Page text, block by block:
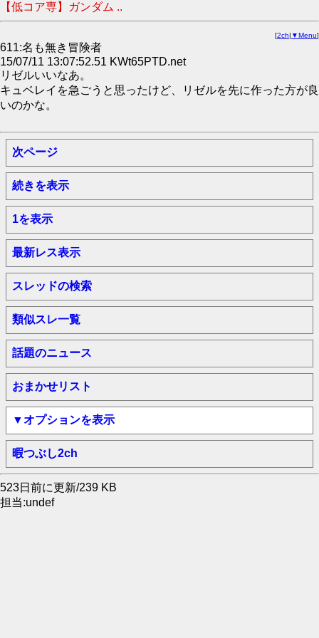
【低コア専】ガンダム ..
[2ch| ▼Menu]
611:名も無き冒険者
15/07/11 13:07:52.51 KWt65PTD.net
リゼルいいなあ。
キュベレイを急ごうと思ったけど、リゼルを先に作った方が良
いのかな。
次ページ
続きを表示
1を表示
最新レス表示
スレッドの検索
類似スレ一覧
話題のニュース
おまかせリスト
▼オプションを表示
暇つぶし2ch
523日前に更新/239 KB
担当:undef